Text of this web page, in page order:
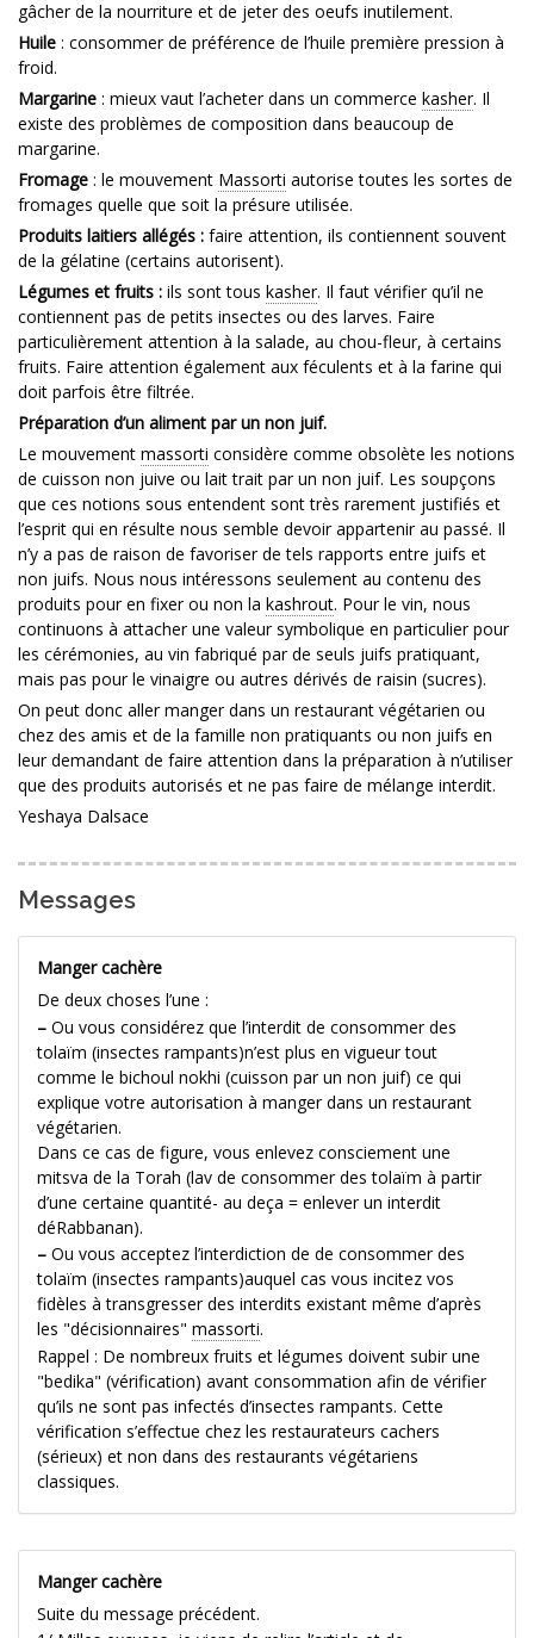
gâcher de la nourriture et de jeter des oeufs inutilement.
Huile : consommer de préférence de l’huile première pression à
froid.
Margarine : mieux vaut l’acheter dans un commerce kasher. Il
existe des problèmes de composition dans beaucoup de
margarine.
Fromage : le mouvement Massorti autorise toutes les sortes de
fromages quelle que soit la présure utilisée.
Produits laitiers allégés : faire attention, ils contiennent souvent
de la gélatine (certains autorisent).
Légumes et fruits : ils sont tous kasher. Il faut vérifier qu’il ne
contiennent pas de petits insectes ou des larves. Faire
particulièrement attention à la salade, au chou-fleur, à certains
fruits. Faire attention également aux féculents et à la farine qui
doit parfois être filtrée.
Préparation d’un aliment par un non juif.
Le mouvement massorti considère comme obsolète les notions
de cuisson non juive ou lait trait par un non juif. Les soupçons
que ces notions sous entendent sont très rarement justifiés et
l’esprit qui en résulte nous semble devoir appartenir au passé. Il
n’y a pas de raison de favoriser de tels rapports entre juifs et
non juifs. Nous nous intéressons seulement au contenu des
produits pour en fixer ou non la kashrout. Pour le vin, nous
continuons à attacher une valeur symbolique en particulier pour
les cérémonies, au vin fabriqué par de seuls juifs pratiquant,
mais pas pour le vinaigre ou autres dérivés de raisin (sucres).
On peut donc aller manger dans un restaurant végétarien ou
chez des amis et de la famille non pratiquants ou non juifs en
leur demandant de faire attention dans la préparation à n’utiliser
que des produits autorisés et ne pas faire de mélange interdit.
Yeshaya Dalsace
Messages
Manger cachère
De deux choses l’une :
– Ou vous considérez que l’interdit de consommer des
tolaïm (insectes rampants)n’est plus en vigueur tout
comme le bichoul nokhi (cuisson par un non juif) ce qui
explique votre autorisation à manger dans un restaurant
végétarien.
Dans ce cas de figure, vous enlevez consciement une
mitsva de la Torah (lav de consommer des tolaïm à partir
d’une certaine quantité- au deça = enlever un interdit
déRabbanan).
– Ou vous acceptez l’interdiction de de consommer des
tolaïm (insectes rampants)auquel cas vous incitez vos
fidèles à transgresser des interdits existant même d’après
les "décisionnaires" massorti.
Rappel : De nombreux fruits et légumes doivent subir une
"bedika" (vérification) avant consommation afin de vérifier
qu’ils ne sont pas infectés d’insectes rampants. Cette
vérification s’effectue chez les restaurateurs cachers
(sérieux) et non dans des restaurants végétariens
classiques.
Manger cachère
Suite du message précédent.